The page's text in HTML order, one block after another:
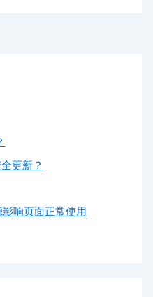
更新？
响页面正常使用